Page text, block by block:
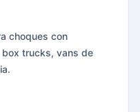
choques con
box trucks, vans de